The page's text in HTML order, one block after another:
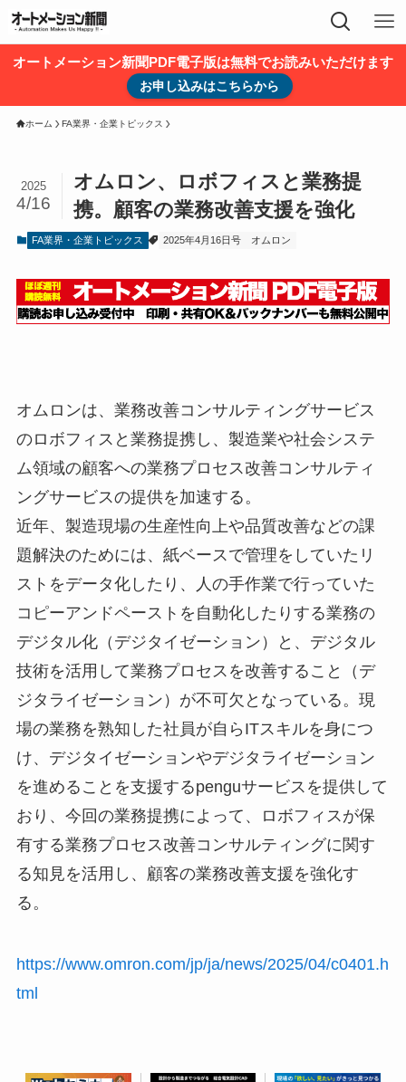
オートメーション新聞PDF電子版は無料でお読みいただけます
お申し込みはこちらから
ホーム FA業界・企業トピックス
オムロン、ロボフィスと業務提
携。顧客の業務改善支援を強化
2025
4/16
FA業界・企業トピックス 2025年4月16日号 オムロン
オムロンは、業務改善コンサルティングサービス
のロボフィスと業務提携し、製造業や社会システ
ム領域の顧客への業務プロセス改善コンサルティ
ングサービスの提供を加速する。
近年、製造現場の生産性向上や品質改善などの課
題解決のためには、紙ベースで管理をしていたリ
ストをデータ化したり、人の手作業で行っていた
コピーアンドペーストを自動化したりする業務の
デジタル化（デジタイゼーション）と、デジタル
技術を活用して業務プロセスを改善すること（デ
ジタライゼーション）が不可欠となっている。現
場の業務を熟知した社員が自らITスキルを身につ
け、デジタイゼーションやデジタライゼーション
を進めることを支援するpenguサービスを提供して
おり、今回の業務提携によって、ロボフィスが保
有する業務プロセス改善コンサルティングに関す
る知見を活用し、顧客の業務改善支援を強化す
る。
https://www.omron.com/jp/ja/news/2025/04/c0401.h
tml